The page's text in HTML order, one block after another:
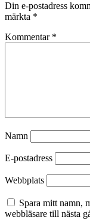
Din e-postadress
märkta *
Kommentar *
Namn
E-postadress
Webbplats
Spara mitt namn,
webbläsare till nästa